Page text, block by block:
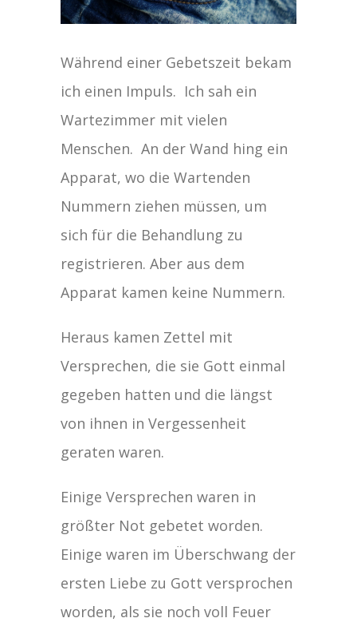
Während einer Gebetszeit bekam
ich einen Impuls. Ich sah ein
Wartezimmer mit vielen
Menschen. An der Wand hing ein
Apparat, wo die Wartenden
Nummern ziehen müssen, um
sich für die Behandlung zu
registrieren. Aber aus dem
Apparat kamen keine Nummern.
Heraus kamen Zettel mit
Versprechen, die sie Gott einmal
gegeben hatten und die längst
von ihnen in Vergessenheit
geraten waren.
Einige Versprechen waren in
größter Not gebetet worden.
Einige waren im Überschwang der
ersten Liebe zu Gott versprochen
worden, als sie noch voll Feuer